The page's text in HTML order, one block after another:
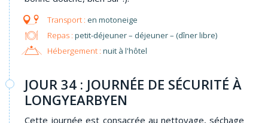
en motoneige
Repas : petit-déjeuner – déjeuner – (dîner libre)
Hébergement : nuit à l'hôtel
JOUR 34 : JOURNÉE DE SÉCURITÉ À
LONGYEARBYEN
Cette journée est consacrée au nettoyage, séchage